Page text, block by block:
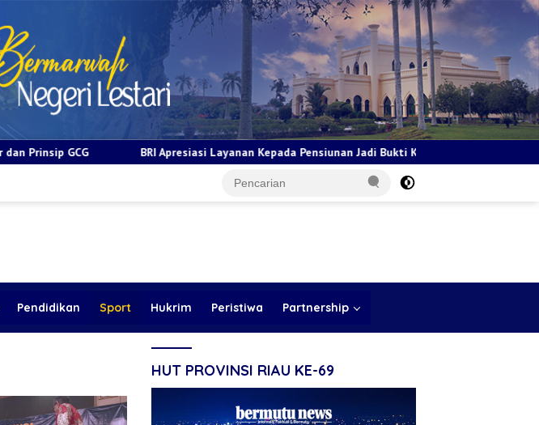
BRI Apresiasi Layanan Kepada Pensiunan Jadi Bukti Komitmen Tingkatkan Kepuasan Loyalitas
Pendidikan Sport Hukrim Peristiwa Partnership
HUT PROVINSI RIAU KE-69